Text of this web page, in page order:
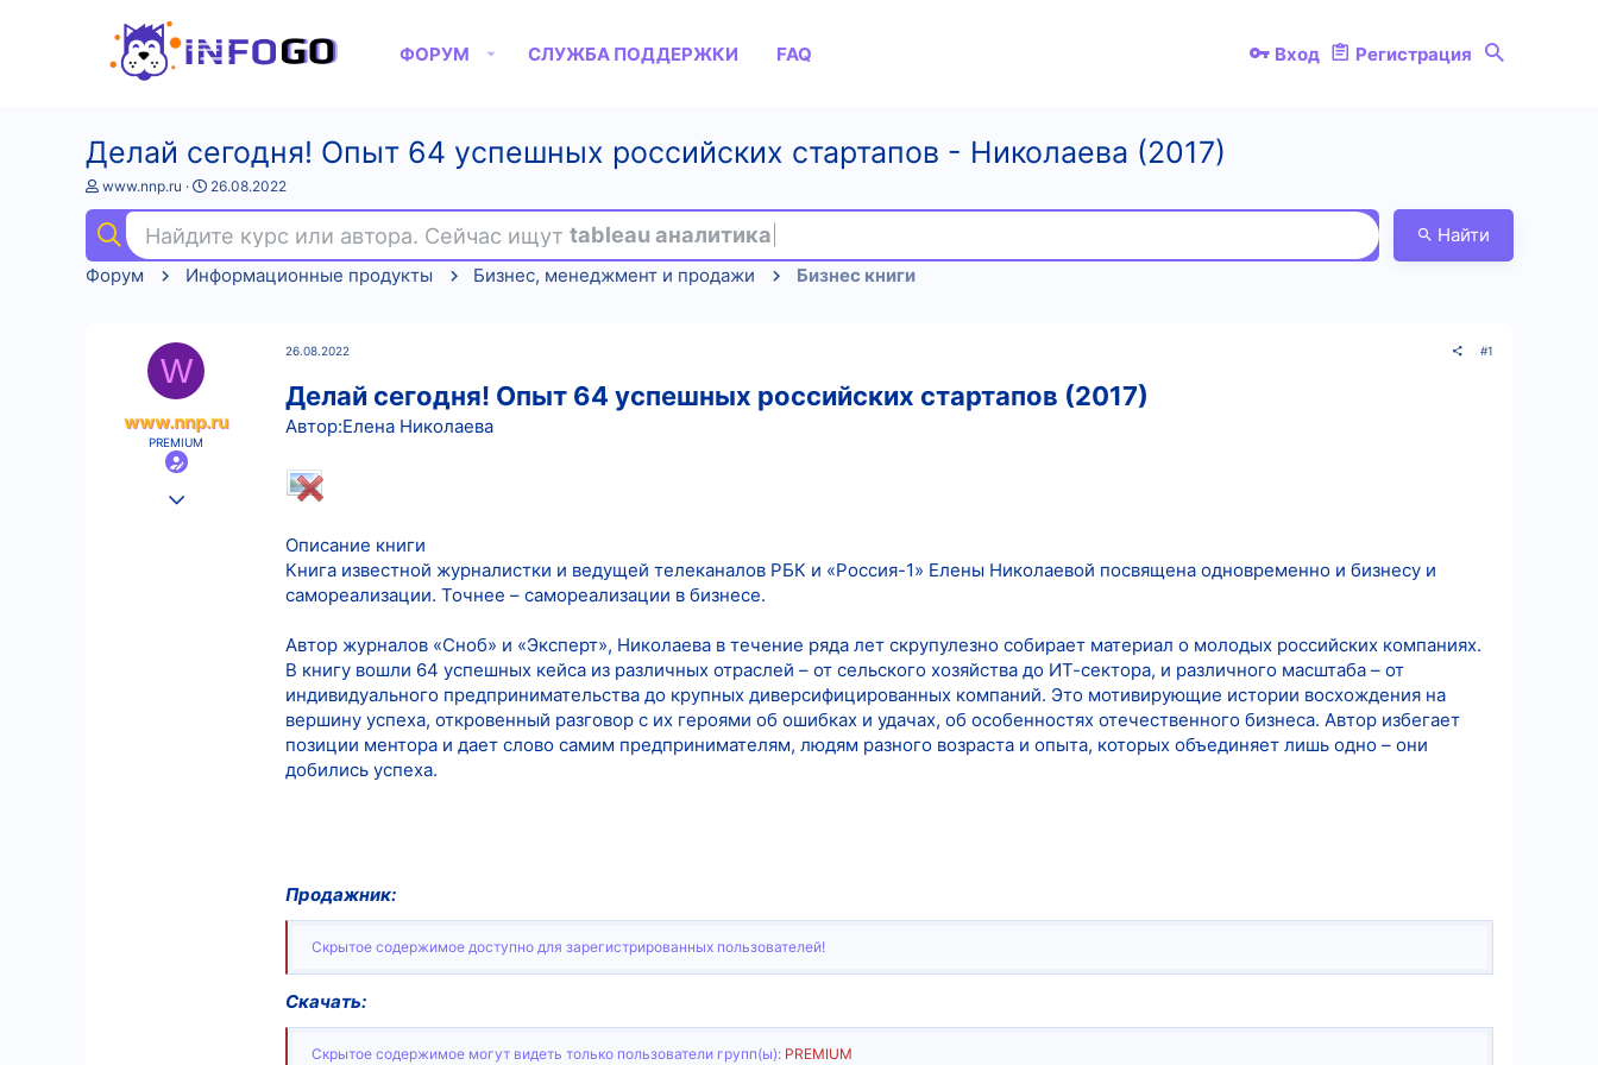
ФОРУМ СЛУЖБА ПОДДЕРЖКИ FAQ Вход Регистрация
Делай сегодня! Опыт 64 успешных российских стартапов - Николаева (2017)
А
т
о
р
т
www.nnp.ru
Д
а
н
а
26.08.2022
Найдите курс или автора. Сейчас ищут tableau аналитика
Найти
Форум
Информационные продукты Бизнес, менеджмент и продажи Бизнес книги
W
www.nnp.ru
PREMIUM
26.08.2022 #1
Делай сегодня! Опыт 64 успешных российских стартапов (2017)
Автор:Елена Николаева
Описание книги
Книга известной журналистки и ведущей телеканалов РБК и «Россия-1» Елены Николаевой посвящена одновременно и бизнесу и
самореализации. Точнее – самореализации в бизнесе.
Автор журналов «Сноб» и «Эксперт», Николаева в течение ряда лет скрупулезно собирает материал о молодых российских компаниях.
В книгу вошли 64 успешных кейса из различных отраслей – от сельского хозяйства до ИТ-сектора, и различного масштаба – от
индивидуального предпринимательства до крупных диверсифицированных компаний. Это мотивирующие истории восхождения на
вершину успеха, откровенный разговор с их героями об ошибках и удачах, об особенностях отечественного бизнеса. Автор избегает
позиции ментора и дает слово самим предпринимателям, людям разного возраста и опыта, которых объединяет лишь одно – они
добились успеха.
Продажник:
Скрытое содержимое доступно для зарегистрированных пользователей!
Скачать:
Скрытое содержимое могут видеть только пользователи групп(ы): PREMIUM